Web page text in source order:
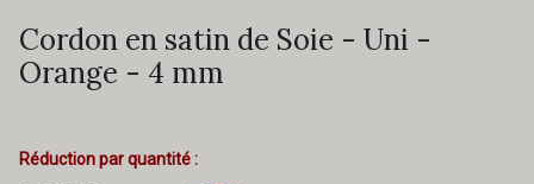
Cordon en satin de Soie - Uni -
Orange - 4 mm
Réduction par quantité :